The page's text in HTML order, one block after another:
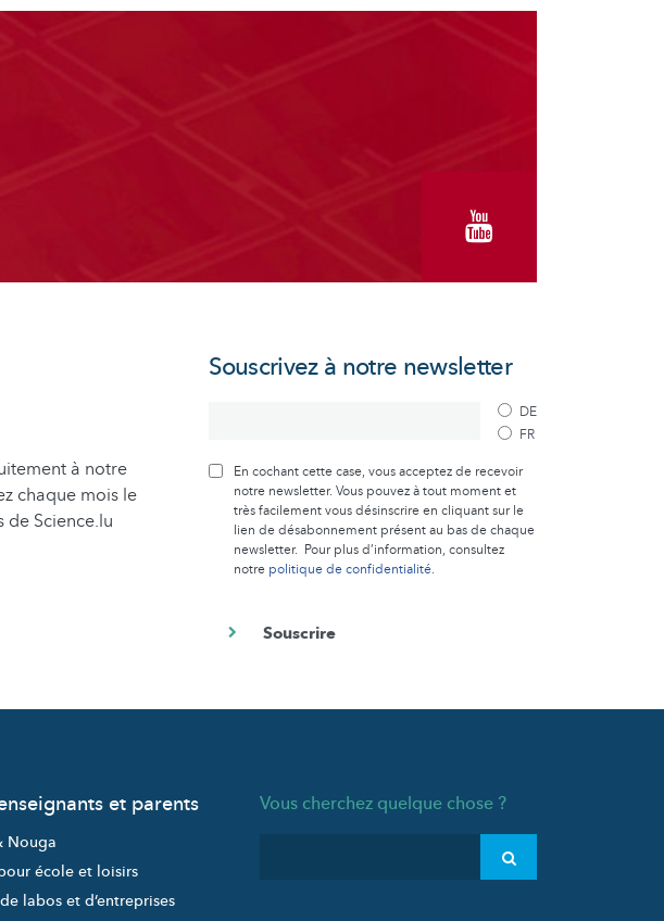
à notre
chaque mois le
de Science.lu
Souscrivez à notre newsletter
DE
FR
En cochant cette case, vous acceptez de recevoir
notre newsletter. Vous pouvez à tout moment et
très facilement vous désinscrire en cliquant sur le
lien de désabonnement présent au bas de chaque
newsletter. Pour plus d’information, consultez
notre politique de confidentialité.
et parents
Nouga
école et loisirs
labos et d’entreprises
Vous cherchez quelque chose ?